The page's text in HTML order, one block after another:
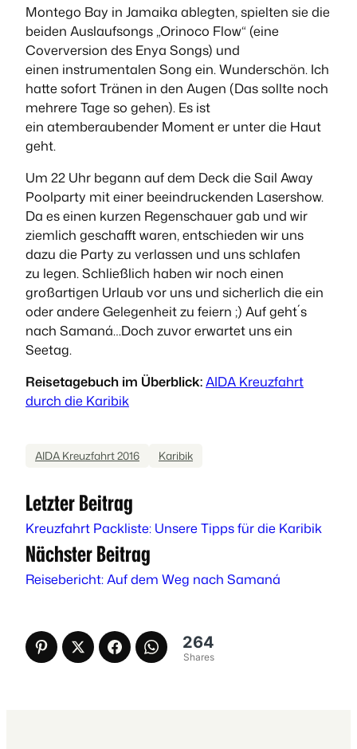
Montego Bay in Jamaika ablegten, spielten sie die
beiden Auslaufsongs „Orinoco Flow“ (eine
Coverversion des Enya Songs) und
einen instrumentalen Song ein. Wunderschön. Ich
hatte sofort Tränen in den Augen (Das sollte noch
mehrere Tage so gehen). Es ist
ein atemberaubender Moment er unter die Haut
geht.
Um 22 Uhr begann auf dem Deck die Sail Away
Poolparty mit einer beeindruckenden Lasershow.
Da es einen kurzen Regenschauer gab und wir
ziemlich geschafft waren, entschieden wir uns
dazu die Party zu verlassen und uns schlafen
zu legen. Schließlich haben wir noch einen
großartigen Urlaub vor uns und sicherlich die ein
oder andere Gelegenheit zu feiern ;) Auf geht´s
nach Samaná…Doch zuvor erwartet uns ein
Seetag.
Reisetagebuch im Überblick:AIDA Kreuzfahrt
durch die Karibik
AIDA Kreuzfahrt 2016 Karibik
Letzter Beitrag
Kreuzfahrt Packliste: Unsere Tipps für die Karibik
Nächster Beitrag
Reisebericht: Auf dem Weg nach Samaná
264
Shares